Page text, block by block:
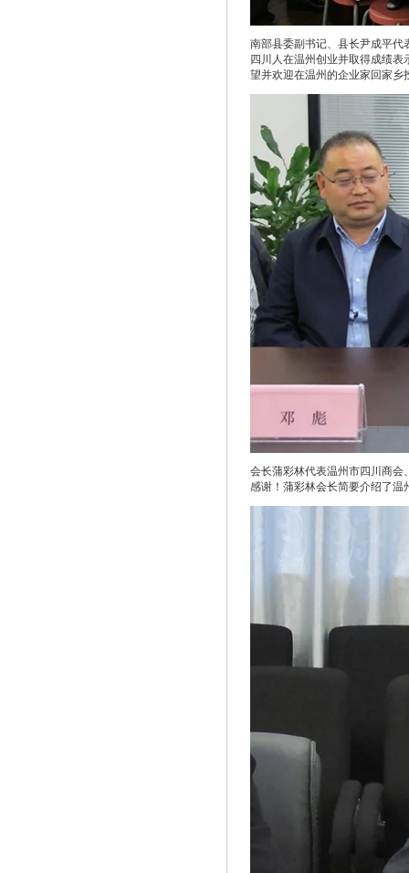
南部县委副书记、县长尹成平代
四川人在温州创业并取得成绩
望并欢迎在温州的企业家回家乡
会长蒲彩林代表温州市四川商会
感谢！蒲彩林会长简要介绍了温